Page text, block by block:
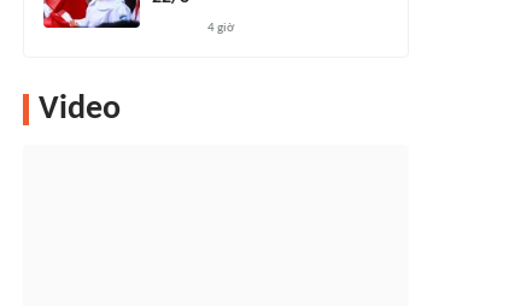
4 giờ
Video